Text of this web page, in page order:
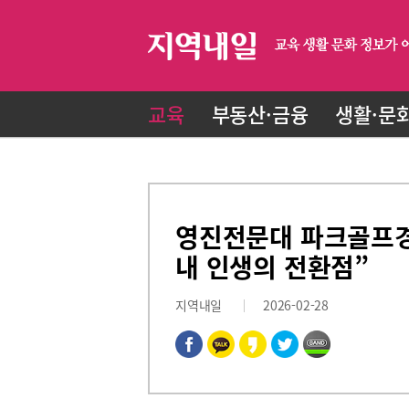
교육 부동산·금융 생활·문
영진전문대 파크골프
내 인생의 전환점”
지역내일 2026-02-28